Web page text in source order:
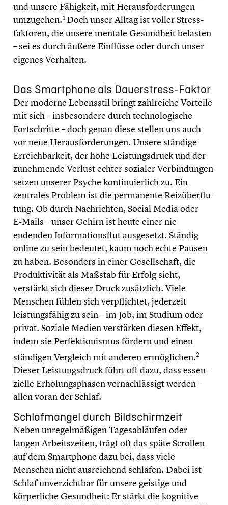
und unsere Fähigkeit, mit Heraus­for­de­run­gen
umzugehen.1Doch unser Alltag ist voller Stress­
fak­to­ren, die unsere mentale Gesund­heit belasten
– sei es durch äußere Einflüsse oder durch unser
eigenes Verhalten.
Das Smart­phone als Dauerstress-Faktor
Der moderne Lebens­stil bringt zahlrei­che Vorteile
mit sich – insbe­son­dere durch techno­lo­gi­sche
Fortschritte – doch genau diese stellen uns auch
vor neue Heraus­for­de­run­gen. Unsere ständige
Erreich­bar­keit, der hohe Leistungs­druck und der
zuneh­mende Verlust echter sozialer Verbin­dun­gen
setzen unserer Psyche konti­nu­ier­lich zu. Ein
zentrales Problem ist die perma­nente Reizüber­flu­
tung. Ob durch Nachrich­ten, Social Media oder
E‑Mails – unser Gehirn ist heute einer nie
endenden Infor­ma­ti­ons­flut ausge­setzt. Ständig
online zu sein bedeutet, kaum noch echte Pausen
zu haben. Besonders in einer Gesell­schaft, die
Produk­ti­vi­tät als Maßstab für Erfolg sieht,
verstärkt sich dieser Druck zusätz­lich. Viele
Menschen fühlen sich verpflich­tet, jederzeit
leistungs­fä­hig zu sein – im Job, im Studium oder
privat. Soziale Medien verstär­ken diesen Effekt,
indem sie Perfek­tio­nis­mus fördern und einen
ständigen Vergleich mit anderen ermög­li­chen.2
Dieser Leistungs­druck führt oft dazu, dass essen­
zi­elle Erholungs­pha­sen vernach­läs­sigt werden –
allen voran der Schlaf.
Schlaf­man­gel durch Bildschirm­zeit
Neben unregel­mä­ßi­gen Tages­ab­läu­fen oder
langen Arbeits­zei­ten, trägt oft das späte Scrollen
auf dem Smart­phone dazu bei, dass viele
Menschen nicht ausrei­chend schlafen. Dabei ist
Schlaf unver­zicht­bar für unsere geistige und
körper­li­che Gesund­heit: Er stärkt die kognitive